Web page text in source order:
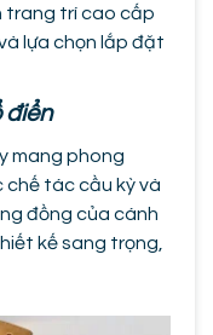
trang trí cao cấp
lựa chọn lắp đặt
điển
mang phong
chế tác cầu kỳ và
đồng của cánh
kế sang trọng,